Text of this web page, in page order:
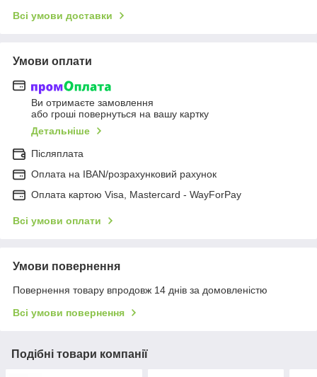
Всі умови доставки
Умови оплати
Ви отримаєте замовлення
або гроші повернуться на вашу картку
Детальніше
Післяплата
Оплата на IBAN/розрахунковий рахунок
Оплата картою Visa, Mastercard - WayForPay
Всі умови оплати
Умови повернення
Повернення товару впродовж 14 днів за домовленістю
Всі умови повернення
Подібні товари компанії